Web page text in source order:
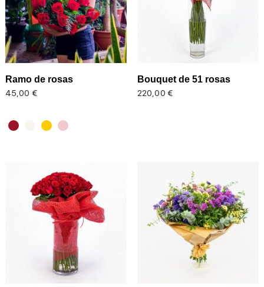
Ramo de rosas
Precio
45,00 €
Bouquet de 51 rosas
Precio
220,00 €